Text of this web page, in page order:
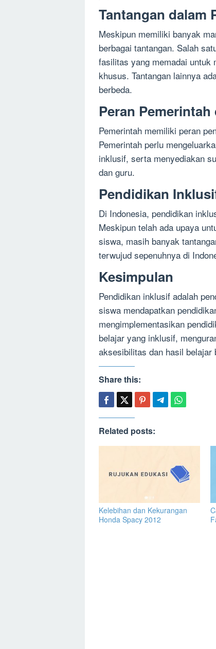
Tantangan dalam
Meskipun memiliki banyak
berbagai tantangan. Salah
fasilitas yang memadai untuk
khusus. Tantangan lainnya
berbeda.
Peran
Pemerintah memiliki peran
Pemerintah perlu
inklusif, serta menyediakan
dan guru.
Pendidikan
Di Indonesia, pendidikan
Meskipun telah ada upaya
siswa, masih banyak
terwujud sepenuhnya di
Kesimpulan
Pendidikan inklusif adalah
siswa mendapatkan
mengimplementasikan
belajar yang inklusif,
aksesibilitas dan hasil belajar
Share this:
Related posts:
Kelebihan dan Kekurangan
Honda Spacy 2012